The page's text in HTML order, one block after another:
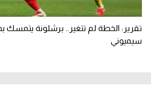
تقرير: الخطة لم تتغير.. برشلونة يتمسك
سيميوني